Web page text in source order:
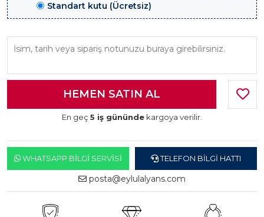
Standart kutu (Ücretsiz)
En geç 5 iş gününde kargoya verilir.
WHATSAPP BILGI SERVISI TELEFON BILGI HATTI
posta@eylulalyans.com